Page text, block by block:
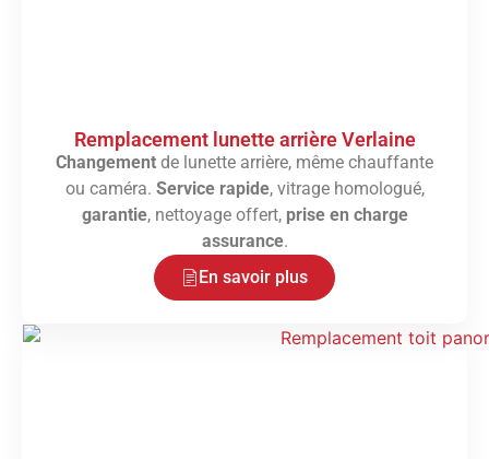
Remplacement lunette arrière Verlaine
Changement de lunette arrière, même chauffante
ou caméra. Service rapide, vitrage homologué,
garantie, nettoyage offert, prise en charge
assurance.
En savoir plus